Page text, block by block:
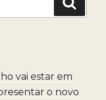
vai estar em
o novo